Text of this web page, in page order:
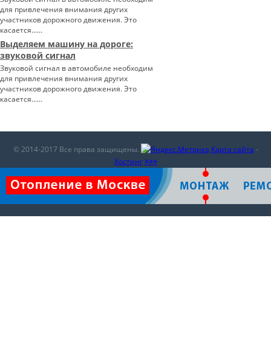
для привлечения внимания других
участников дорожного движения. Это
касается…...
Выделяем машину на дороге:
звуковой сигнал
Звуковой сигнал в автомобиле необходим
для привлечения внимания других
участников дорожного движения. Это
касается…...
© 2014-2017 Все права защищены. Карта сайта -
Хостинг >>>